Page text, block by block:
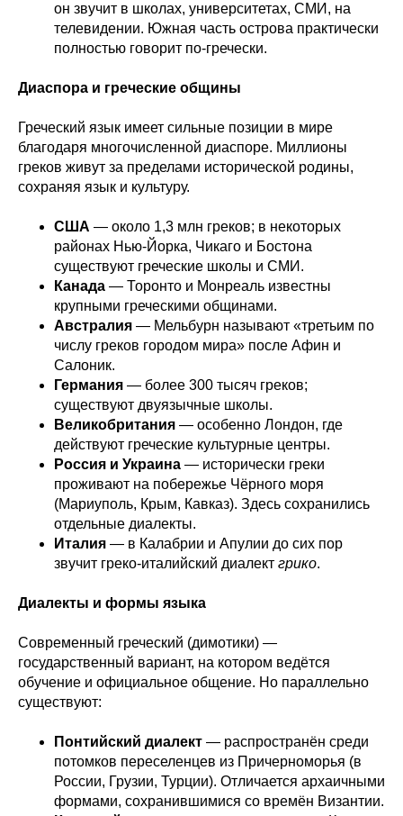
он звучит в школах, университетах, СМИ, на
телевидении. Южная часть острова практически
полностью говорит по-гречески.
Диаспора и греческие общины
Греческий язык имеет сильные позиции в мире
благодаря многочисленной диаспоре. Миллионы
греков живут за пределами исторической родины,
сохраняя язык и культуру.
США — около 1,3 млн греков; в некоторых
районах Нью-Йорка, Чикаго и Бостона
существуют греческие школы и СМИ.
Канада — Торонто и Монреаль известны
крупными греческими общинами.
Австралия — Мельбурн называют «третьим по
числу греков городом мира» после Афин и
Салоник.
Германия — более 300 тысяч греков;
существуют двуязычные школы.
Великобритания — особенно Лондон, где
действуют греческие культурные центры.
Россия и Украина — исторически греки
проживают на побережье Чёрного моря
(Мариуполь, Крым, Кавказ). Здесь сохранились
отдельные диалекты.
Италия — в Калабрии и Апулии до сих пор
звучит греко-италийский диалект грико.
Диалекты и формы языка
Современный греческий (димотики) —
государственный вариант, на котором ведётся
обучение и официальное общение. Но параллельно
существуют:
Понтийский диалект — распространён среди
потомков переселенцев из Причерноморья (в
России, Грузии, Турции). Отличается архаичными
формами, сохранившимися со времён Византии.